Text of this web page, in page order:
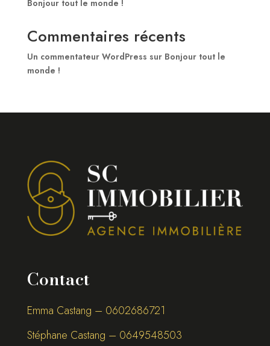
Bonjour tout le monde !
Commentaires récents
Un commentateur WordPress sur Bonjour tout le
monde !
Contact
Emma Castang – 0602686721
Stéphane Castang – 0649548503